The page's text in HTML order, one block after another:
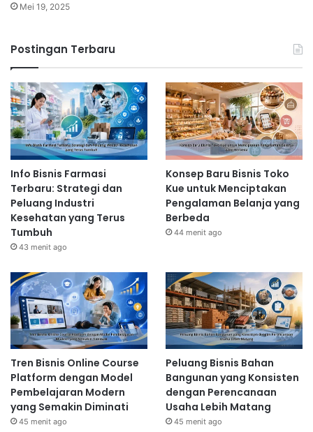
Mei 19, 2025
Postingan Terbaru
Info Bisnis Farmasi
Terbaru: Strategi dan
Peluang Industri
Kesehatan yang Terus
Tumbuh
43 menit ago
Konsep Baru Bisnis Toko
Kue untuk Menciptakan
Pengalaman Belanja yang
Berbeda
44 menit ago
Tren Bisnis Online Course
Platform dengan Model
Pembelajaran Modern
yang Semakin Diminati
45 menit ago
Peluang Bisnis Bahan
Bangunan yang Konsisten
dengan Perencanaan
Usaha Lebih Matang
45 menit ago